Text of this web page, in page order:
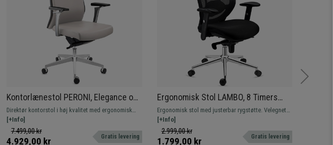
Kontorlænestol PERONI, Elegance og
Komfort, Professionel Brug i 8 Timer,
Høj Kvalitet, Gråt Læder
Direktør kontorstol i høj kvalitet med ergonomisk
design. Elegant og eksklusivt design.
Tilfredshedsgaranti!
[+Info]
7.499,00 kr
4.929,00 kr Gratis levering
Ergonomisk Stol LAMBO, 8 Timers
Brug, Nakkestøtte, Utrolig
Lændestøtte, I Sort
Ergonomisk stol med justerbar rygstøtte. Velegnet
til intensiv brug i 8 timer takket være dens komfort
og kvalitet. Hurtig levering.
[+Info]
2.999,00 kr
1.799,00 kr Gratis levering